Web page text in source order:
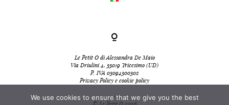
Le Petit O di Alessandra De Maio
Via Driulini 4, 33019 Tricesimo (UD)
P. IVA 03094300302
Privacy Policy e cookie policy
-
We use cookies to ensure that we give you the best